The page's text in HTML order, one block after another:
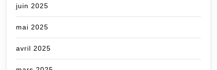
juin 2025
mai 2025
avril 2025